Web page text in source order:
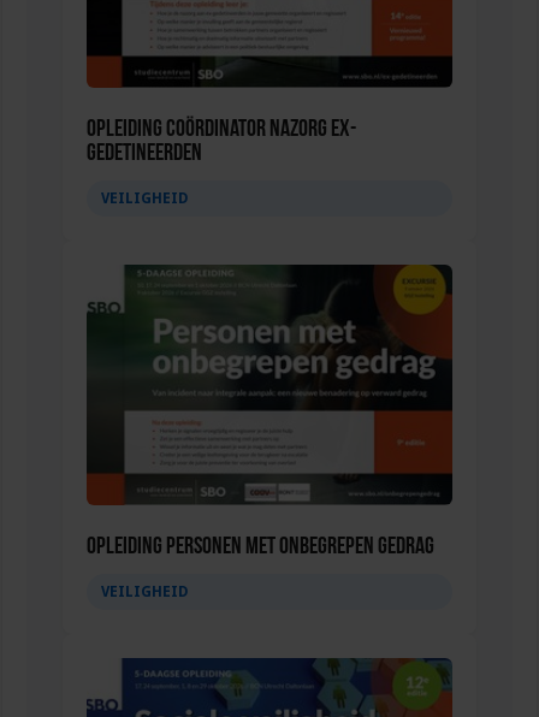
Opleiding Coördinator nazorg ex-
gedetineerden
VEILIGHEID
Opleiding Personen met onbegrepen gedrag
VEILIGHEID